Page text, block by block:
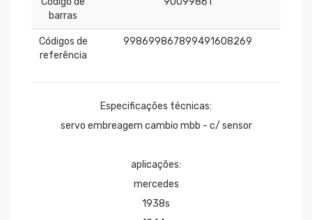
barras
Códigos de
referência
998699867899491608269
Especificações técnicas:
servo embreagem cambio mbb - c/ sensor
aplicações:
mercedes
1938s